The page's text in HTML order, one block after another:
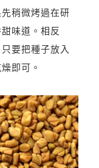
稍微烤過在研
味道。相反
要把種子放入
即可。